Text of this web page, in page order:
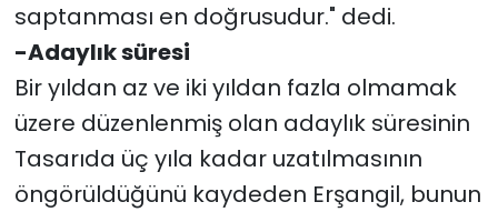
saptanması en doğrusudur." dedi.
-Adaylık süresi
Bir yıldan az ve iki yıldan fazla olmamak
üzere düzenlenmiş olan adaylık süresinin
Tasarıda üç yıla kadar uzatılmasının
öngörüldüğünü kaydeden Erşangil, bunun